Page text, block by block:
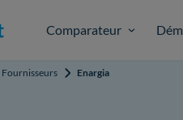
Comparateur
Fournisseurs Enargia